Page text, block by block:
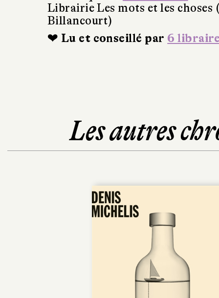
Librairie Les mots et les choses
Billancourt)
❤ Lu et conseillé par 6
Les autres